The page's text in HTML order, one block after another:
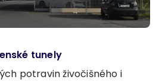
tunely
potravin živočišného i